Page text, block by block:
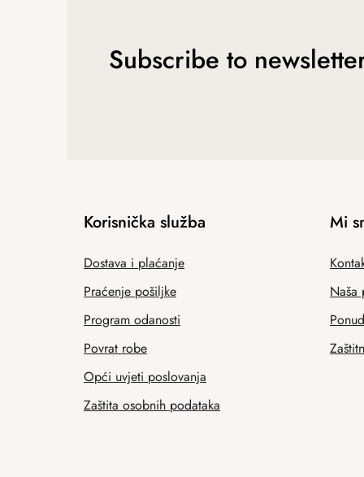
Subscribe to
Korisnička služba
Dostava i plaćanje
Praćenje pošiljke
Program odanosti
Povrat robe
Opći uvjeti poslovanja
Zaštita osobnih podataka
Mi
Naša